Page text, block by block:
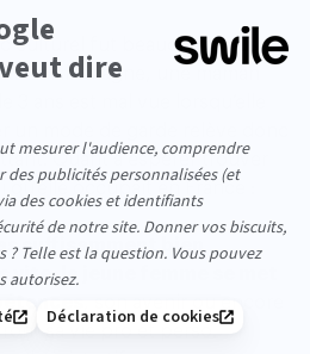
culturel fut beaucoup plus
En Allemagne, une maman
3 ans est mal vue lorsqu’elle
Quant à espérer trouver
occupait en France :
suffisamment bien
vite, la jeune femme se met
sa vie pro et perso.